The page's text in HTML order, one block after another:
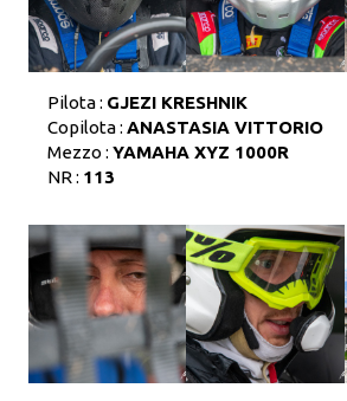
Pilota : GJEZI KRESHNIK
Copilota : ANASTASIA VITTORIO
Mezzo : YAMAHA XYZ 1000R
NR : 113